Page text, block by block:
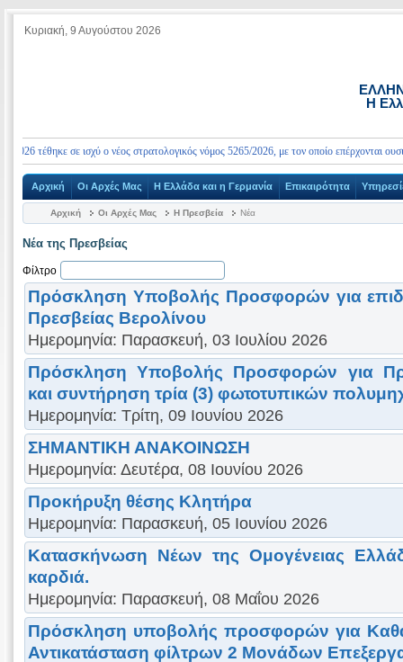
Κυριακή, 9 Αυγούστου 2026
Η
τέθηκε σε ισχύ ο νέος στρατολογικός νόμος 5265/2026, με τον οποίο επέρχονται
Αρχική Οι Αρχές Μας Η Ελλάδα και η Γερμανία Επικαιρότητα
Αρχική Οι Αρχές Μας Η Πρεσβεία Νέα
Νέα της Πρεσβείας
Φίλτρο
Πρόσκληση Υποβολής Προσφορών για
Πρεσβείας Βερολίνου
Ημερομηνία: Παρασκευή, 03 Ιουλίου 2026
Πρόσκληση Υποβολής Προσφορών για
και συντήρηση τρία (3) φωτοτυπικών
Ημερομηνία: Τρίτη, 09 Ιουνίου 2026
ΣΗΜΑΝΤΙΚΗ ΑΝΑΚΟΙΝΩΣΗ
Ημερομηνία: Δευτέρα, 08 Ιουνίου 2026
Προκήρυξη θέσης Κλητήρα
Ημερομηνία: Παρασκευή, 05 Ιουνίου 2026
Κατασκήνωση Νέων της Ομογένειας
καρδιά.
Ημερομηνία: Παρασκευή, 08 Μαΐου 2026
Πρόσκληση υποβολής προσφορών για
Αντικατάσταση φίλτρων 2 Μονάδων